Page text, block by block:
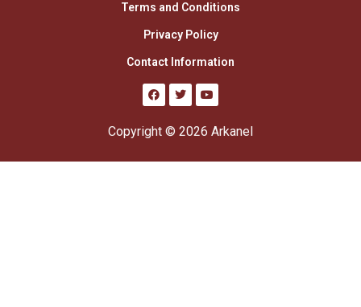
Terms and Conditions
Privacy Policy
Contact Information
Copyright © 2026 Arkanel